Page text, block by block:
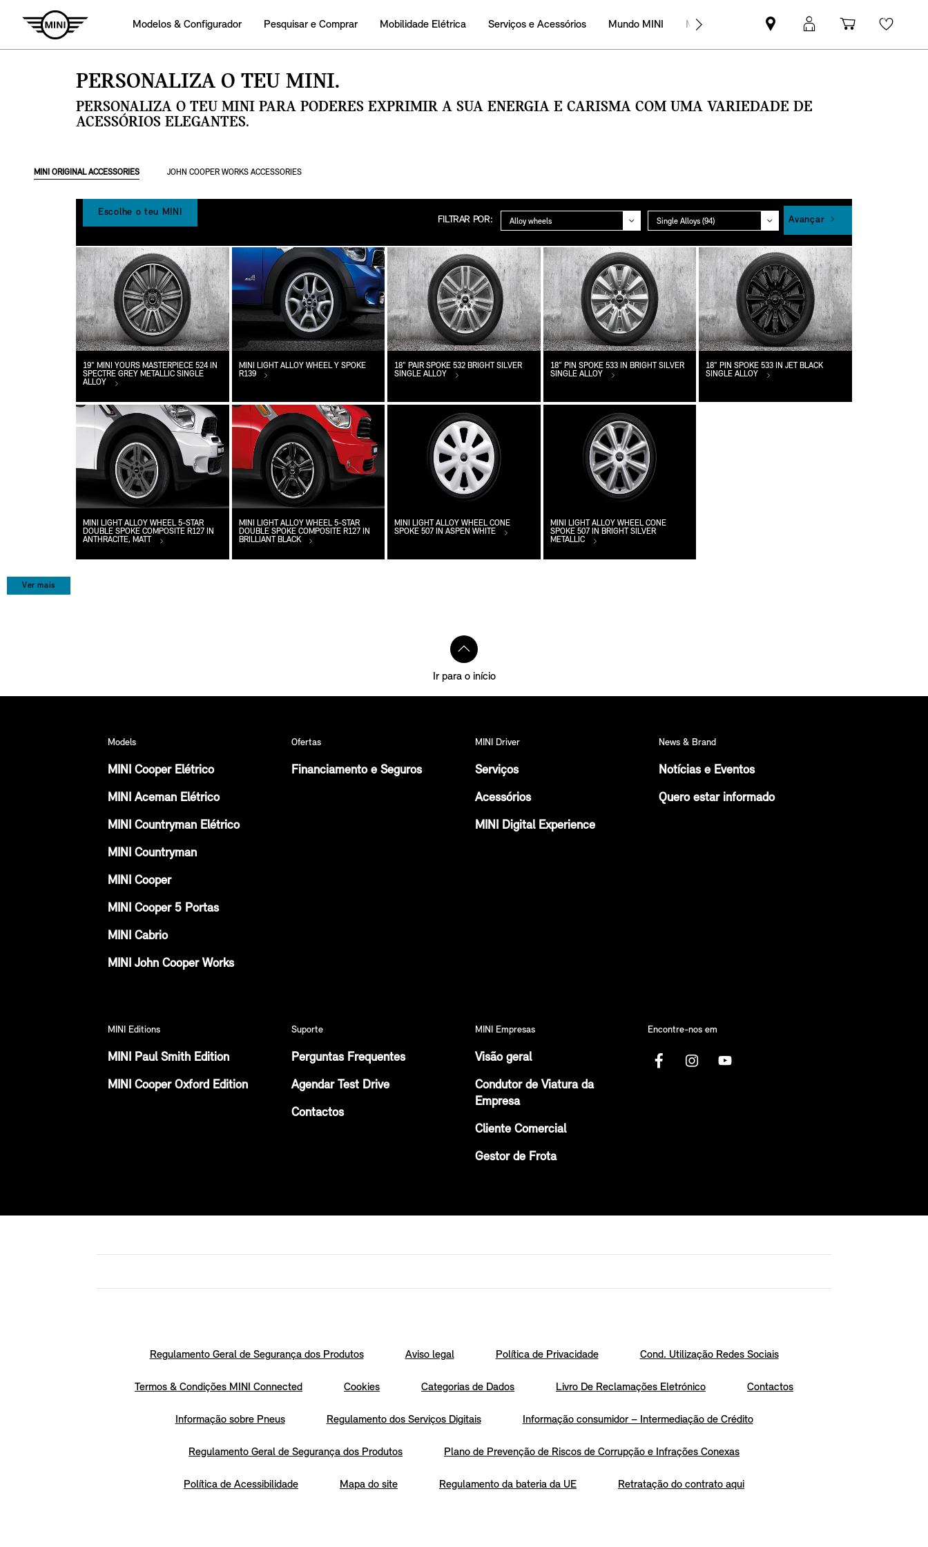
Modelos & Configurador Pesquisar e Comprar Mobilidade Elétrica Serviços e Acessórios Mundo MINI MINI Empresas
Pesquisar
parceiro
Iniciar
sessão
Carrinho
de
PERSONALIZA O TEU MINI.
PERSONALIZA O TEU MINI PARA PODERES EXPRIMIR A SUA ENERGIA E CARISMA COM UMA VARIEDADE DE
ACESSÓRIOS ELEGANTES.
MINI ORIGINAL ACCESSORIES JOHN COOPER WORKS ACCESSORIES
Escolhe o teu MINI
FILTRAR POR:
Categoria
Grupo
Avançar
19" MINI YOURS MASTERPIECE 524 IN
SPECTRE GREY METALLIC SINGLE
ALLOY
MINI LIGHT ALLOY WHEEL Y SPOKE
R139
18" PAIR SPOKE 532 BRIGHT SILVER
SINGLE ALLOY
18" PIN SPOKE 533 IN BRIGHT SILVER
SINGLE ALLOY
18" PIN SPOKE 533 IN JET BLACK
SINGLE ALLOY
MINI LIGHT ALLOY WHEEL 5-STAR
DOUBLE SPOKE COMPOSITE R127 IN
ANTHRACITE, MATT
MINI LIGHT ALLOY WHEEL 5-STAR
DOUBLE SPOKE COMPOSITE R127 IN
BRILLIANT BLACK
MINI LIGHT ALLOY WHEEL CONE
SPOKE 507 IN ASPEN WHITE
MINI LIGHT ALLOY WHEEL CONE
SPOKE 507 IN BRIGHT SILVER
METALLIC
Ver mais
Ir para o início
Models
MINI Cooper Elétrico
MINI Aceman Elétrico
MINI Countryman Elétrico
MINI Countryman
MINI Cooper
MINI Cooper 5 Portas
MINI Cabrio
MINI John Cooper Works
Ofertas
Financiamento e Seguros
MINI Driver
Serviços
Acessórios
MINI Digital Experience
News & Brand
Notícias e Eventos
Quero estar informado
MINI Editions
MINI Paul Smith Edition
MINI Cooper Oxford Edition
Suporte
Perguntas Frequentes
Agendar Test Drive
Contactos
MINI Empresas
Visão geral
Condutor de Viatura da
Empresa
Cliente Comercial
Gestor de Frota
Encontre-nos em
Regulamento Geral de Segurança dos Produtos Aviso legal Política de Privacidade Cond. Utilização Redes Sociais
Termos & Condições MINI Connected Cookies Categorias de Dados Livro De Reclamações Eletrónico Contactos
Informação sobre Pneus Regulamento dos Serviços Digitais Informação consumidor – Intermediação de Crédito
Regulamento Geral de Segurança dos Produtos Plano de Prevenção de Riscos de Corrupção e Infrações Conexas
Política de Acessibilidade Mapa do site Regulamento da bateria da UE Retratação do contrato aqui